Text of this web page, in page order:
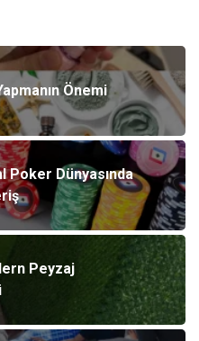
Önemi
Poker Dünyasında
Peyzaj